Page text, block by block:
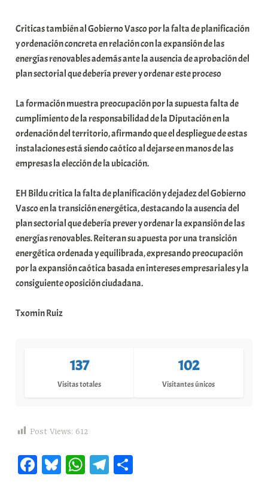
t
e
a
Criticas también al Gobierno Vasco por la falta de planificación
y ordenación concreta en relación con la expansión de las
energías renovables además ante la ausencia de aprobación del
plan sectorial que debería prever y ordenar este proceso
La formación muestra preocupación por la supuesta falta de
cumplimiento de la responsabilidad de la Diputación en la
ordenación del territorio, afirmando que el despliegue de estas
instalaciones está siendo caótico al dejarse en manos de las
empresas la elección de la ubicación.
EH Bildu critica la falta de planificación y dejadez del Gobierno
Vasco en la transición energética, destacando la ausencia del
plan sectorial que debería prever y ordenar la expansión de las
energías renovables. Reiteran su apuesta por una transición
energética ordenada y equilibrada, expresando preocupación
por la expansión caótica basada en intereses empresariales y la
consiguiente oposición ciudadana.
Txomin Ruiz
137
Visitas totales
102
Visitantes únicos
Post Views: 612
Fa Bl W Te